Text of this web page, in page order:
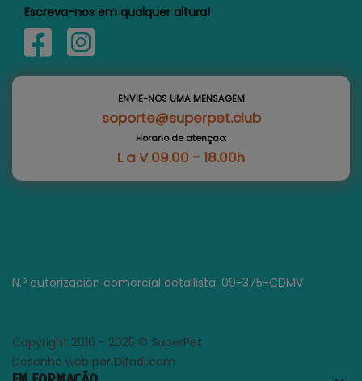
Escreva-nos em qualquer altura!
ENVIE-NOS UMA MENSAGEM
soporte@superpet.club
Horario de atençao:
L a V 09.00 - 18.00h
N.º autorización comercial detallista: 09-375-CDMV
Copyright 2016 - 2025 © SuperPet
Desenho web por Difadi.com